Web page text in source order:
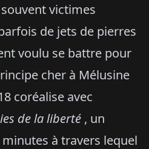
victimes
de jets de pierres
voulu se battre pour
cher à Mélusine
coréalise avec
de la liberté , un
à travers lequel